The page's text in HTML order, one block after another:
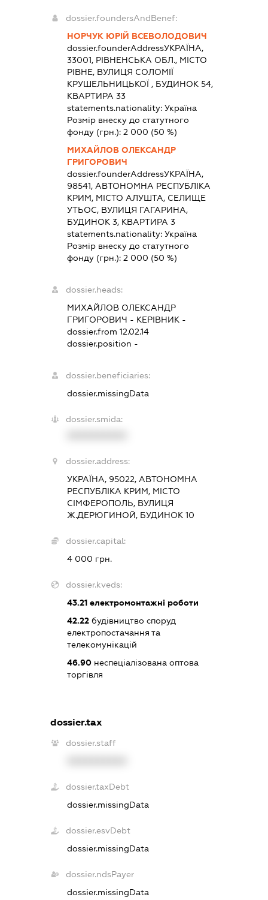
dossier.foundersAndBenef:
НОРЧУК ЮРІЙ ВСЕВОЛОДОВИЧ
dossier.founderAddressУКРАЇНА,
33001, РІВНЕНСЬКА ОБЛ., МІСТО
РІВНЕ, ВУЛИЦЯ СОЛОМІЇ
КРУШЕЛЬНИЦЬКОЇ , БУДИНОК 54,
КВАРТИРА 33
statements.nationality: Україна
Розмір внеску до статутного
фонду (грн.): 2 000 (50 %)
МИХАЙЛОВ ОЛЕКСАНДР
ГРИГОРОВИЧ
dossier.founderAddressУКРАЇНА,
98541, АВТОНОМНА РЕСПУБЛІКА
КРИМ, МІСТО АЛУШТА, СЕЛИЩЕ
УТЬОС, ВУЛИЦЯ ГАГАРИНА,
БУДИНОК 3, КВАРТИРА 3
statements.nationality: Україна
Розмір внеску до статутного
фонду (грн.): 2 000 (50 %)
dossier.heads:
МИХАЙЛОВ ОЛЕКСАНДР
ГРИГОРОВИЧ - КЕРІВНИК-
dossier.from 12.02.14
dossier.position -
dossier.beneficiaries:
dossier.missingData
dossier.smida:
dossier.address:
УКРАЇНА, 95022, АВТОНОМНА
РЕСПУБЛІКА КРИМ, МІСТО
СІМФЕРОПОЛЬ, ВУЛИЦЯ
Ж.ДЕРЮГИНОЙ, БУДИНОК 10
dossier.capital:
4 000 грн.
dossier.kveds:
43.21електромонтажні роботи
42.22будівництво споруд
електропостачання та
телекомунікацій
46.90неспеціалізована оптова
торгівля
dossier.tax
dossier.staff
dossier.taxDebt
dossier.missingData
dossier.esvDebt
dossier.missingData
dossier.ndsPayer
dossier.missingData